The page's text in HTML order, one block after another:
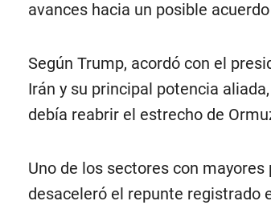
avances hacia un posible
Según Trump, acordó con el
Irán y su principal potencia
debía reabrir el estrecho de
Uno de los sectores con
desaceleró el repunte registrado